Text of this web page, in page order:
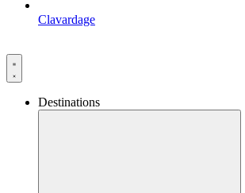
Clavardage
Destinations